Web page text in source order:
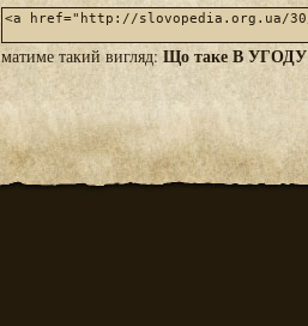
матиме такий вигляд:Що таке В УГОДУ